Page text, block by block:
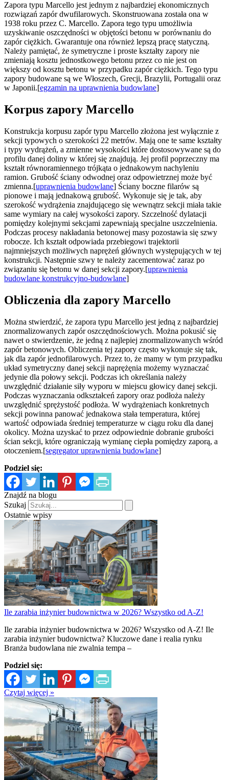
Zapora typu Marcello jest jednym z najbardziej ekonomicznych
rozwiązań zapór dwufilarowych. Skonstruowana została ona w
1938 roku przez C. Marcello. Zapora tego typu umożliwia
uzyskiwanie oszczędności w objętości betonu w porównaniu do
zapór ciężkich. Gwarantuje ona również lepszą pracę statyczną.
Należy pamiętać, że symetryczne i proste kształty zapory nie
zmieniają kosztu jednostkowego betonu przez co nie jest on
większy od kosztu betonu w przypadku zapór ciężkich. Tego typu
zapory budowane są we Włoszech, Grecji, Brazylii, Portugalii oraz
w Japonii.[egzamin na uprawnienia budowlane]
Korpus zapory Marcello
Konstrukcja korpusu zapór typu Marcello złożona jest wyłącznie z
sekcji typowych o szerokości 22 metrów. Mają one te same kształty
i typy wydrążeń, a zmienne wysokości które dostosowywane są do
profilu danej doliny w której się znajdują. Jej profil poprzeczny ma
kształt równoramiennego trójkąta o jednakowym nachyleniu
ramion. Grubość ściany odwodnej oraz odpowietrznej może być
zmienna.[uprawnienia budowlane] Ściany boczne filarów są
pionowe i mają jednakową grubość. Wykonuje się je tak, aby
szerokość wydrążenia znajdującego się wewnątrz sekcji miała takie
same wymiary na całej wysokości zapory. Szczelność dylatacji
pomiędzy kolejnymi sekcjami zapewniają specjalne uszczelnienia.
Podczas procesy nakładania betonowej masy pozostawia się szwy
robocze. Ich kształt odpowiada przebiegowi trajektorii
najmniejszych możliwych naprężeń głównych występujących w tej
konstrukcji. Następnie szwy te należy zacementować zaraz po
związaniu się betonu w danej sekcji zapory.[uprawnienia
budowlane konstrukcyjno-budowlane]
Obliczenia dla zapory Marcello
Można stwierdzić, że zapora typu Marcello jest jedną z najbardziej
znormalizowanych zapór oszczędnościowych. Można pokusić się
nawet o stwierdzenie, że jedną z najlepiej znormalizowanych wśród
zapór betonowych. Obliczenia tej zapory często wykonuje się tak,
jak dla zapór jednofilarowych. Przez to, że mamy w tym przypadku
układ symetryczny danej sekcji naprężęnia możemy wyznaczać
jedynie dla połowy sekcji. Podczas ich określania należy
uwzględnić działanie siły wyporu w miejscu głowicy danej sekcji.
Podczas wyznaczania odkształceń zapory oraz podłoża należy
uwzględnić sprężystość podłoża. W wydrążeniach konkretnych
sekcji powinna panować jednakowa stała temperatura, której
wartość odpowiada średniej temperaturze w ciągu roku dla danej
okolicy. Można uzyskać to przez odpowiednie dobranie grubości
ścian sekcji, które ograniczają wymianę ciepła pomiędzy zaporą, a
otoczeniem.[segregator uprawnienia budowlane]
Podziel się:
Znajdź na blogu
Szukaj
Ostatnie wpisy
Ile zarabia inżynier budownictwa w 2026? Wszystko od A-Z!
Ile zarabia inżynier budownictwa w 2026? Wszystko od A-Z! Ile
zarabia inżynier budownictwa? Kluczowe dane i realia rynku
Branża budowlana nie zwalnia tempa –
Podziel się:
Czytaj więcej »